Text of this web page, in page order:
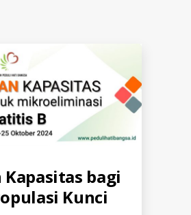
bagi
Kunci